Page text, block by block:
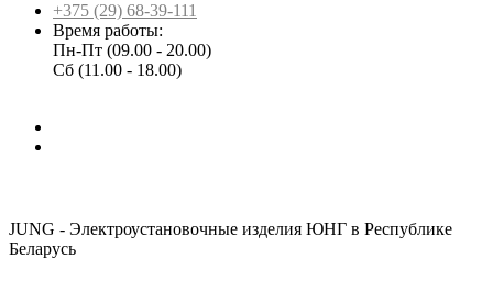
+375 (29) 68-39-111
Время работы:
Пн-Пт (09.00 - 20.00)
Сб (11.00 - 18.00)
JUNG - Электроустановочные изделия ЮНГ в Республике
Беларусь